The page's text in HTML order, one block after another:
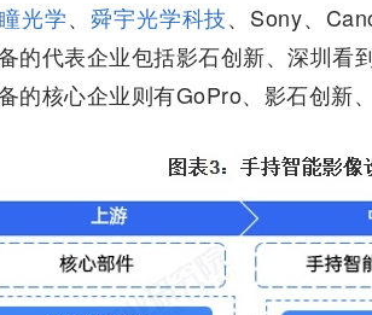
光学、 舜宇光学科技、Sony、
的代表企业包括影石创新、深圳看
的核心企业则有GoPro、影石创新